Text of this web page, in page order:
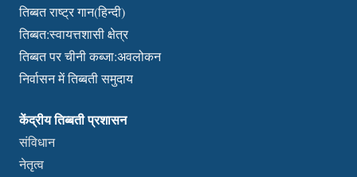
तिब्बत राष्ट्र गान(हिन्दी)
तिब्बत:स्वायत्तशासी क्षेत्र
तिब्बत पर चीनी कब्जा:अवलोकन
निर्वासन में तिब्बती समुदाय
केंद्रीय तिब्बती प्रशासन
संविधान
नेतृत्व